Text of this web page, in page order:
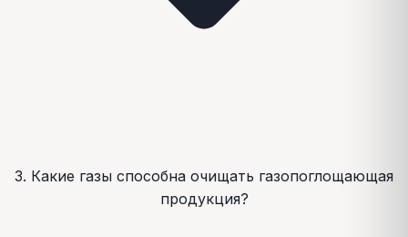
3. Какие газы способна очищать газопоглощающая
продукция?